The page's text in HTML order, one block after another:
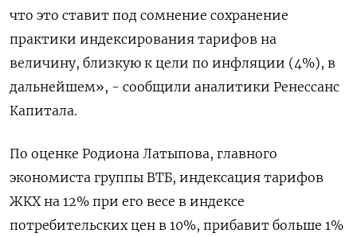
что это ставит под сомнение сохранение
практики индексирования тарифов на
величину, близкую к цели по инфляции (4%), в
дальнейшем», - сообщили аналитики Ренессанс
Капитала.
По оценке Родиона Латыпова, главного
экономиста группы ВТБ, индексация тарифов
ЖКХ на 12% при его весе в индексе
потребительских цен в 10%, прибавит больше 1%